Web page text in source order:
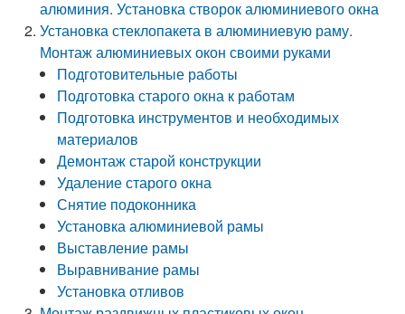
алюминия. Установка створок алюминиевого окна
Установка стеклопакета в алюминиевую раму.
Монтаж алюминиевых окон своими руками
Подготовительные работы
Подготовка старого окна к работам
Подготовка инструментов и необходимых
материалов
Демонтаж старой конструкции
Удаление старого окна
Снятие подоконника
Установка алюминиевой рамы
Выставление рамы
Выравнивание рамы
Установка отливов